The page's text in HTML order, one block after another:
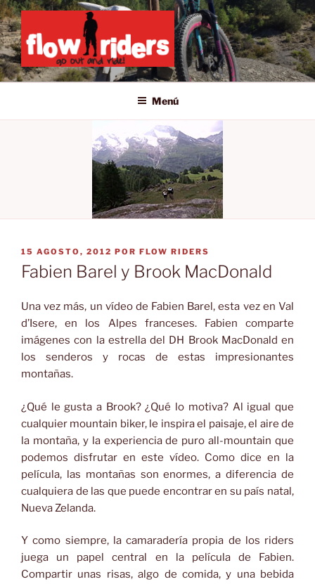
Saltar
al
contenido
GO OUT AND RIDE!
Menú
PUBLICADO
EL
15 AGOSTO, 2012 POR FLOW RIDERS
Fabien Barel y Brook MacDonald
Una vez más, un vídeo de Fabien Barel, esta vez en Val
d’Isere, en los Alpes franceses. Fabien comparte
imágenes con la estrella del DH Brook MacDonald en
los senderos y rocas de estas impresionantes
montañas.
¿Qué le gusta a Brook? ¿Qué lo motiva? Al igual que
cualquier mountain biker, le inspira el paisaje, el aire de
la montaña, y la experiencia de puro all-mountain que
podemos disfrutar en este vídeo. Como dice en la
película, las montañas son enormes, a diferencia de
cualquiera de las que puede encontrar en su país natal,
Nueva Zelanda.
Y como siempre, la camaradería propia de los riders
juega un papel central en la película de Fabien.
Compartir unas risas, algo de comida, y una bebida